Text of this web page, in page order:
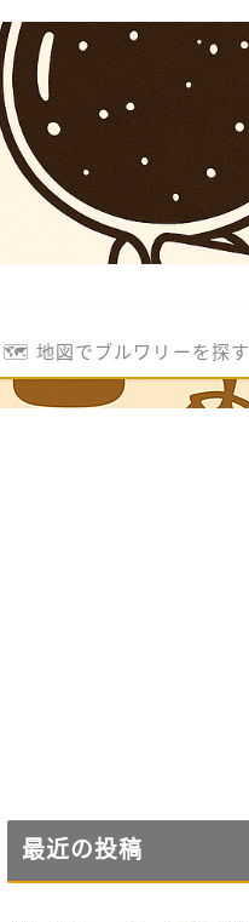
🗺️ 地図でブルワリーを探す
最近の投稿